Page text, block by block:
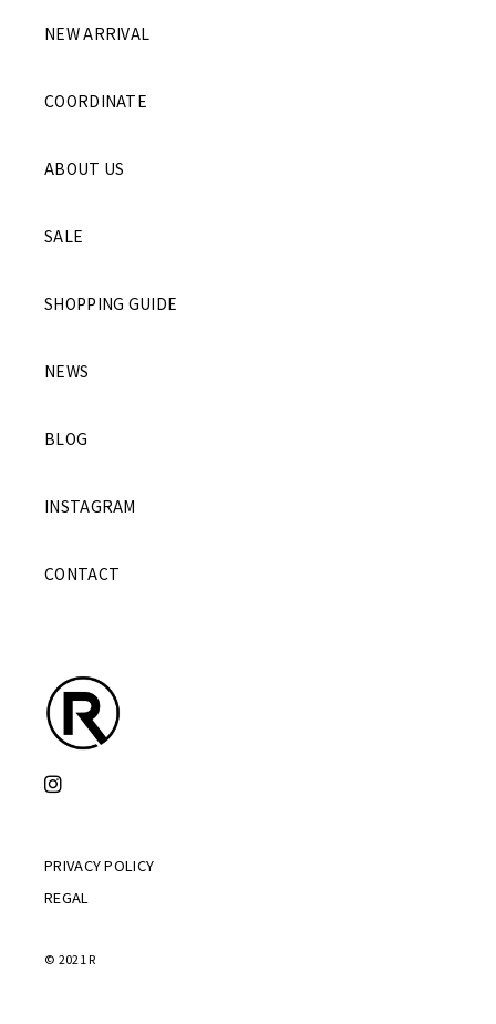
PRIVACY POLICY
REGAL
© 2021 R
NEW ARRIVAL
COORDINATE
ABOUT US
SALE
SHOPPING GUIDE
NEWS
BLOG
INSTAGRAM
CONTACT